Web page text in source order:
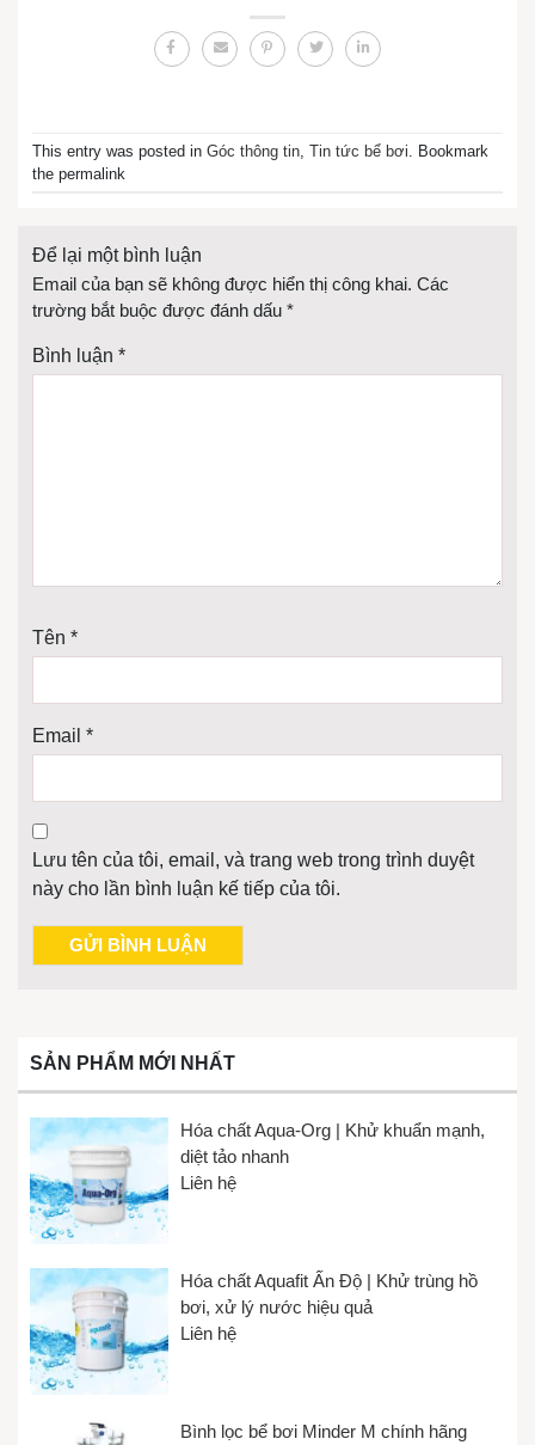
This entry was posted in Góc thông tin Tin tức bể bơi . Bookmark
the permalink
Để lại một bình luận
Email của bạn sẽ không được hiển thị công khai. Các
trường bắt buộc được đánh dấu *
Bình luận *
Tên *
Email *
Lưu tên của tôi, email, và trang web trong trình duyệt
này cho lần bình luận kế tiếp của tôi.
SẢN PHẨM MỚI NHẤT
Hóa chất Aqua-Org | Khử khuẩn mạnh,
diệt tảo nhanh
Liên hệ
Hóa chất Aquafit Ấn Độ | Khử trùng hồ
bơi, xử lý nước hiệu quả
Liên hệ
Bình lọc bể bơi Minder M chính hãng